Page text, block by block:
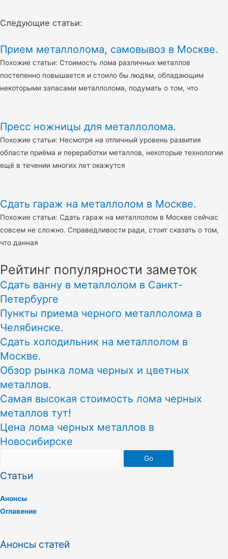
Следующие статьи:
Прием металлолома, самовывоз в Москве.
Похожие статьи: Стоимость лома различных металлов
постепенно повышается и стоило бы людям, обладающим
некоторыми запасами металлолома, подумать о том, что
Пресс ножницы для металлолома.
Похожие статьи: Несмотря на отличный уровень развития
области приёма и переработки металлов, некоторые технологии
ещё в течении многих лет окажутся
Сдать гараж на металлолом в Москве.
Похожие статьи: Сдать гараж на металлолом в Москве сейчас
совсем не сложно. Справедливости ради, стоит сказать о том,
что данная
Рейтинг популярности заметок
Сдать ванну в металлолом в Санкт-
Петербурге
Пункты приема черного металлолома в
Челябинске.
Сдать холодильник на металлолом в
Москве.
Обзор рынка лома черных и цветных
металлов.
Самая высокая стоимость лома черных
металлов тут!
Цена лома черных металлов в
Новосибирске
Go
Статьи
Анонсы
Оглавение
Анонсы статей